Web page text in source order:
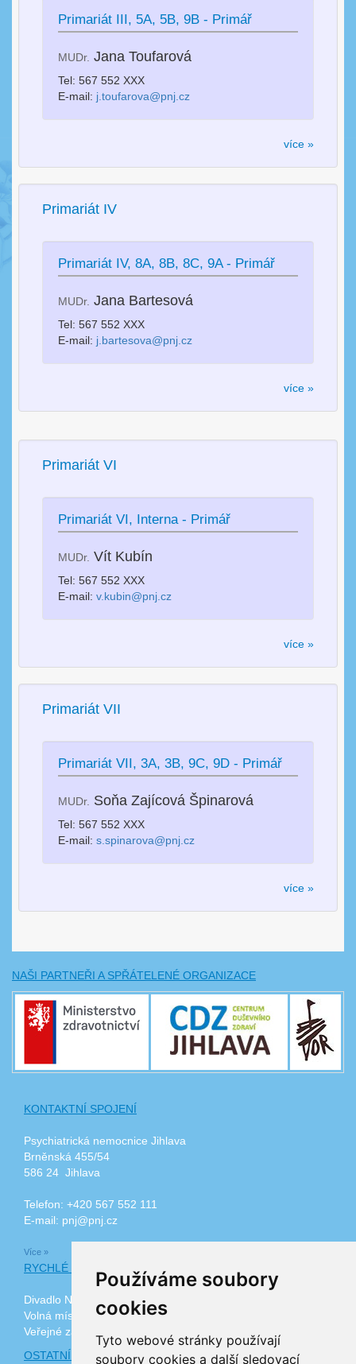
Používáme soubory
cookies
Tyto webové stránky používají
soubory cookies a další sledovací
Primariát III, 5A, 5B, 9B - Primář
MUDr. Jana Toufarová
Tel: 567 552 XXX
E-mail: j.toufarova@pnj.cz
více »
Primariát IV
Primariát IV, 8A, 8B, 8C, 9A - Primář
MUDr. Jana Bartesová
Tel: 567 552 XXX
E-mail: j.bartesova@pnj.cz
více »
Primariát VI
Primariát VI, Interna - Primář
MUDr. Vít Kubín
Tel: 567 552 XXX
E-mail:v.kubin@pnj.cz
více »
Primariát VII
Primariát VII, 3A, 3B, 9C, 9D - Primář
MUDr. Soňa Zajícová Špinarová
Tel: 567 552 XXX
E-mail:s.spinarova@pnj.cz
více »
NAŠI PARTNEŘI A SPŘÁTELENÉ ORGANIZACE
KONTAKTNÍ SPOJENÍ
Psychiatrická nemocnice Jihlava
Brněnská 455/54
586 24 Jihlava
Telefon: +420 567 552 111
E-mail: pnj@pnj.cz
Více »
RYCHLÉ ODKAZY
Divadlo Na Kopečku
Volná místa
Veřejné zakázky
OSTATNÍ ODKAZY